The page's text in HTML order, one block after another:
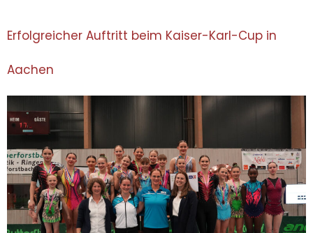
Erfolgreicher Auftritt beim Kaiser-Karl-Cup in
Aachen